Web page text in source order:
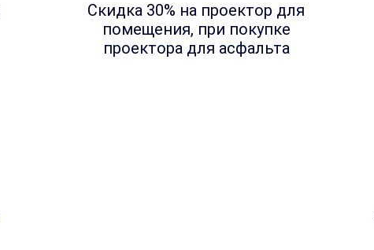
Скидка 30% на проектор для
помещения, при покупке
проектора для асфальта